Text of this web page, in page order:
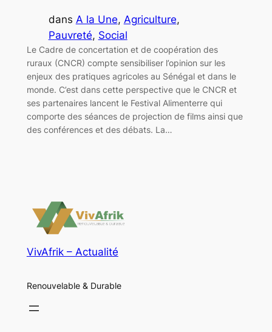
dans A la Une, Agriculture
Pauvreté, Social
Le Cadre de concertation et de coopération des
ruraux (CNCR) compte sensibiliser l’opinion sur les
enjeux des pratiques agricoles au Sénégal et dans le
monde. C’est dans cette perspective que le CNCR et
ses partenaires lancent le Festival Alimenterre qui
comporte des séances de projection de films ainsi que
des conférences et des débats. La…
VivAfrik – Actualité
Renouvelable & Durable